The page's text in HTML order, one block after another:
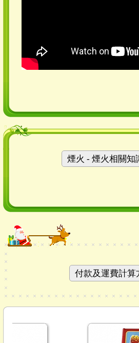
煙火 - 煙火相關知
付款及運費計算